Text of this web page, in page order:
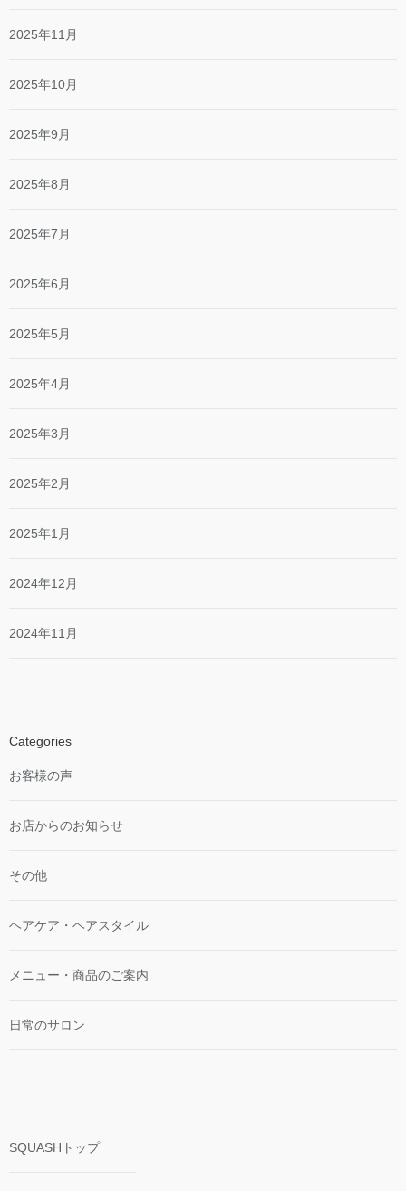
2025年11月
2025年10月
2025年9月
2025年8月
2025年7月
2025年6月
2025年5月
2025年4月
2025年3月
2025年2月
2025年1月
2024年12月
2024年11月
Categories
お客様の声
お店からのお知らせ
その他
ヘアケア・ヘアスタイル
メニュー・商品のご案内
日常のサロン
SQUASHトップ